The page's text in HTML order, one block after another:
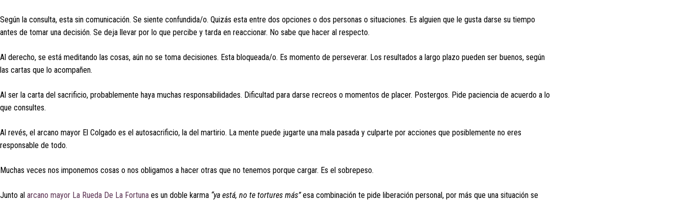
Según la consulta, esta sin comunicación. Se siente confundida/o. Quizás esta entre dos opciones o dos personas o situaciones. Es alguien que le gusta darse su tiempo
antes de tomar una decisión. Se deja llevar por lo que percibe y tarda en reaccionar. No sabe que hacer al respecto.
Al derecho, se está meditando las cosas, aún no se toma decisiones. Esta bloqueada/o. Es momento de perseverar. Los resultados a largo plazo pueden ser buenos, según
las cartas que lo acompañen.
Al ser la carta del sacrificio, probablemente haya muchas responsabilidades. Dificultad para darse recreos o momentos de placer. Postergos. Pide paciencia de acuerdo a lo
que consultes.
Al revés, el arcano mayor El Colgado es el autosacrificio, la del martirio. La mente puede jugarte una mala pasada y culparte por acciones que posiblemente no eres
responsable de todo.
Muchas veces nos imponemos cosas o nos obligamos a hacer otras que no tenemos porque cargar. Es el sobrepeso.
Junto al arcano mayor La Rueda De La Fortuna es un doble karma “ya está, no te tortures más”esa combinación te pide liberación personal, por más que una situación se